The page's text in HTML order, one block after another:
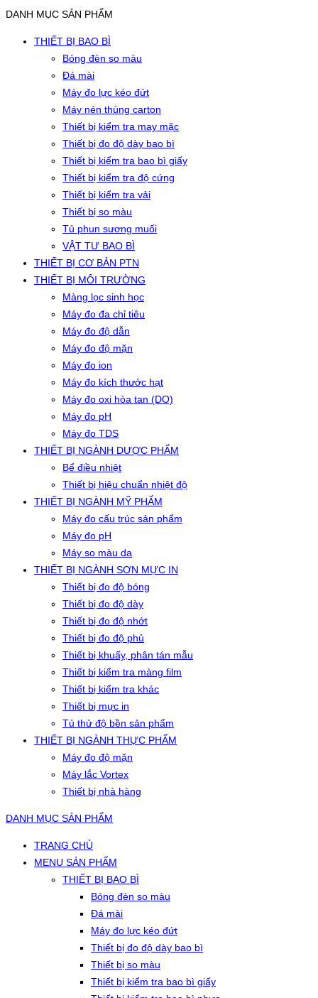
DANH MỤC SẢN PHẨM
THIẾT BỊ BAO BÌ
Bóng đèn so màu
Đá mài
Máy đo lực kéo đứt
Máy nén thùng carton
Thiết bị kiểm tra may mặc
Thiết bị đo độ dày bao bì
Thiết bị kiểm tra bao bì giấy
Thiết bị kiểm tra độ cứng
Thiết bị kiểm tra vải
Thiết bị so màu
Tủ phun sương muối
VẬT TƯ BAO BÌ
THIẾT BỊ CƠ BẢN PTN
THIẾT BỊ MÔI TRƯỜNG
Màng lọc sinh học
Máy đo đa chỉ tiêu
Máy đo độ dẫn
Máy đo độ mặn
Máy đo ion
Máy đo kích thước hạt
Máy đo oxi hòa tan (DO)
Máy đo pH
Máy đo TDS
THIẾT BỊ NGÀNH DƯỢC PHẨM
Bể điều nhiệt
Thiết bị hiệu chuẩn nhiệt độ
THIẾT BỊ NGÀNH MỸ PHẨM
Máy đo cấu trúc sản phẩm
Máy đo pH
Máy so màu da
THIẾT BỊ NGÀNH SƠN MỰC IN
Thiết bị đo độ bóng
Thiết bị đo độ dày
Thiết bị đo độ nhớt
Thiết bị đo độ phủ
Thiết bị khuấy, phân tán mẫu
Thiết bị kiểm tra màng film
Thiết bị kiểm tra khác
Thiết bị mực in
Tủ thử độ bền sản phẩm
THIẾT BỊ NGÀNH THỰC PHẨM
Máy đo độ mặn
Máy lắc Vortex
Thiết bị nhà hàng
DANH MỤC SẢN PHẨM
TRANG CHỦ
MENU SẢN PHẨM
THIẾT BỊ BAO BÌ
Bóng đèn so màu
Đá mài
Máy đo lực kéo đứt
Thiết bị đo độ dày bao bì
Thiết bị so màu
Thiết bị kiểm tra bao bì giấy